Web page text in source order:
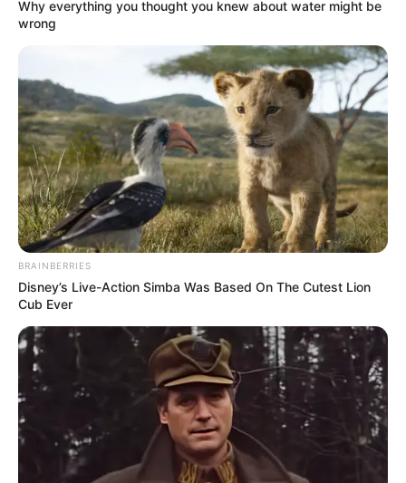
„Rólam még nem írt sohasem
Hadházy Ákos…” – és ezzel meg
is kezdődött a lavina
A debreceni milliárdos levelében keményen
fogalmazott. A bejegyzés egyik legmeghatározóbb
mondata így szólt:
„Rólam még nem írt sohasem Hadházy Ákos. Se a
168 millió forintos autómról, se az órámról, se az
ingemről”
– jegyezte meg, majd rögtön hozzátette
a kérdést: ha valóban csak irigységről lenne szó,
Why everything you thought you knew about water might be
wrong
BRAINBERRIES
Disney’s Live-Action Simba Was Based On The Cutest Lion
Cub Ever